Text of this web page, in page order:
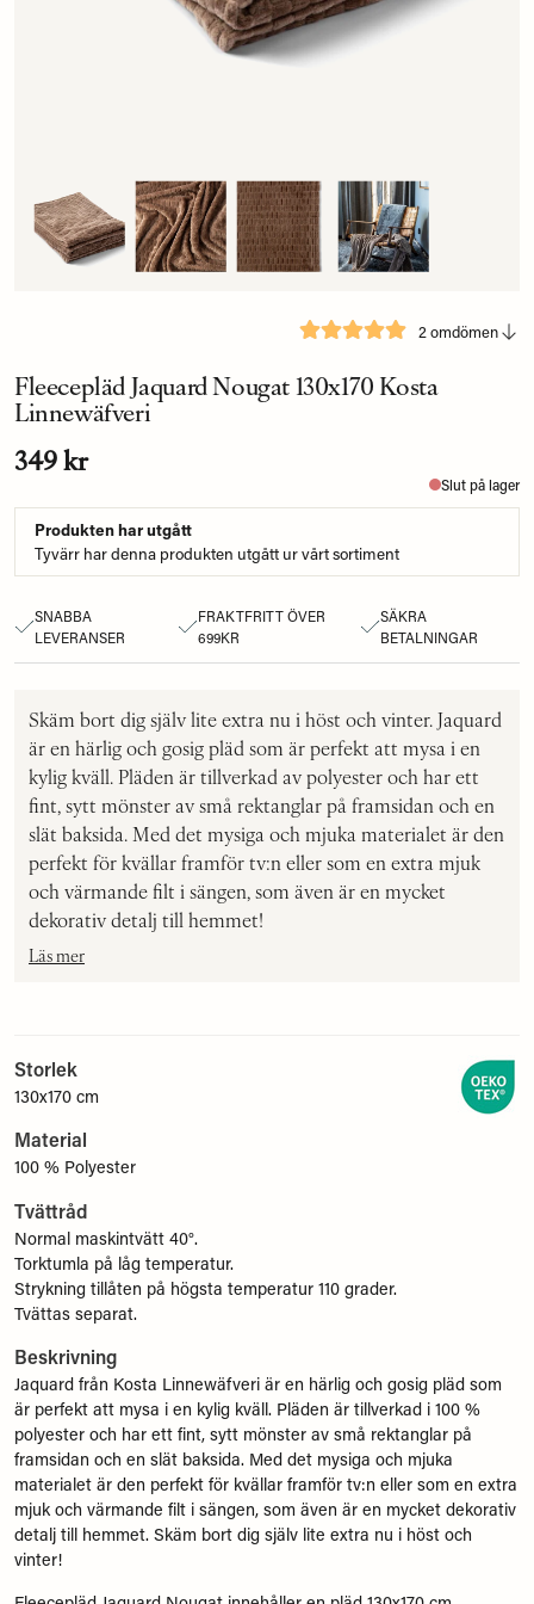
2 omdömen
Fleecepläd Jaquard Nougat 130x170 Kosta
Linnewäfveri
349 kr
Slut på lager
Produkten har utgått
Tyvärr har denna produkten utgått ur vårt sortiment
SNABBA
LEVERANSER
FRAKTFRITT ÖVER
699KR
SÄKRA
BETALNINGAR
Skäm bort dig själv lite extra nu i höst och vinter. Jaquard
är en härlig och gosig pläd som är perfekt att mysa i en
kylig kväll. Pläden är tillverkad av polyester och har ett
fint, sytt mönster av små rektanglar på framsidan och en
slät baksida. Med det mysiga och mjuka materialet är den
perfekt för kvällar framför tv:n eller som en extra mjuk
och värmande filt i sängen, som även är en mycket
dekorativ detalj till hemmet!
Läs mer
Storlek
130x170 cm
Material
100 % Polyester
Tvättråd
Normal maskintvätt 40°.
Torktumla på låg temperatur.
Strykning tillåten på högsta temperatur 110 grader.
Tvättas separat.
Beskrivning
Jaquard från Kosta Linnewäfveri är en härlig och gosig pläd som
är perfekt att mysa i en kylig kväll. Pläden är tillverkad i 100 %
polyester och har ett fint, sytt mönster av små rektanglar på
framsidan och en slät baksida. Med det mysiga och mjuka
materialet är den perfekt för kvällar framför tv:n eller som en extra
mjuk och värmande filt i sängen, som även är en mycket dekorativ
detalj till hemmet. Skäm bort dig själv lite extra nu i höst och
vinter!